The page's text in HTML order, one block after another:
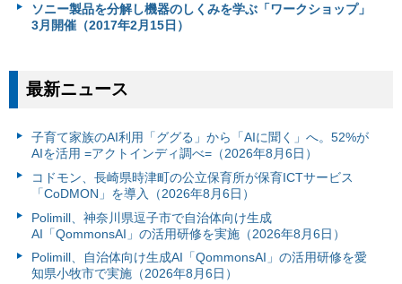
ソニー製品を分解し機器のしくみを学ぶ「ワークショップ」
3月開催（2017年2月15日）
最新ニュース
子育て家族のAI利用「ググる」から「AIに聞く」へ。52%が
AIを活用 =アクトインディ調べ=（2026年8月6日）
コドモン、長崎県時津町の公立保育所が保育ICTサービス
「CoDMON」を導入（2026年8月6日）
Polimill、神奈川県逗子市で自治体向け生成
AI「QommonsAI」の活用研修を実施（2026年8月6日）
Polimill、自治体向け生成AI「QommonsAI」の活用研修を愛
知県小牧市で実施（2026年8月6日）